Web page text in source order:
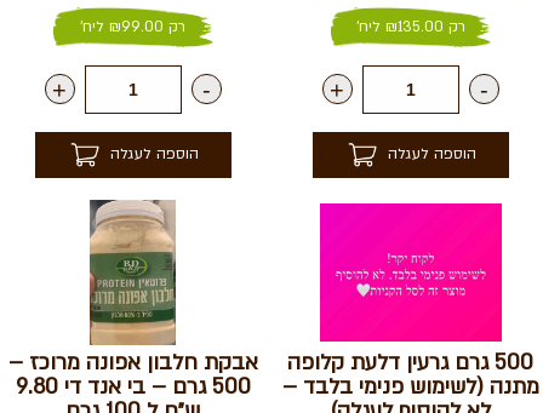
רק ₪135.00 ליח'
-
+
הוספה לעגלה
רק ₪99.00 ליח'
-
+
הוספה לעגלה
500 גרם גרעין דלעת קלופה
מתנה (לשימוש פנימי בלבד –
אבקת חלבון אפונה מרוכז –
500 גרם – בי אנד די 9.80